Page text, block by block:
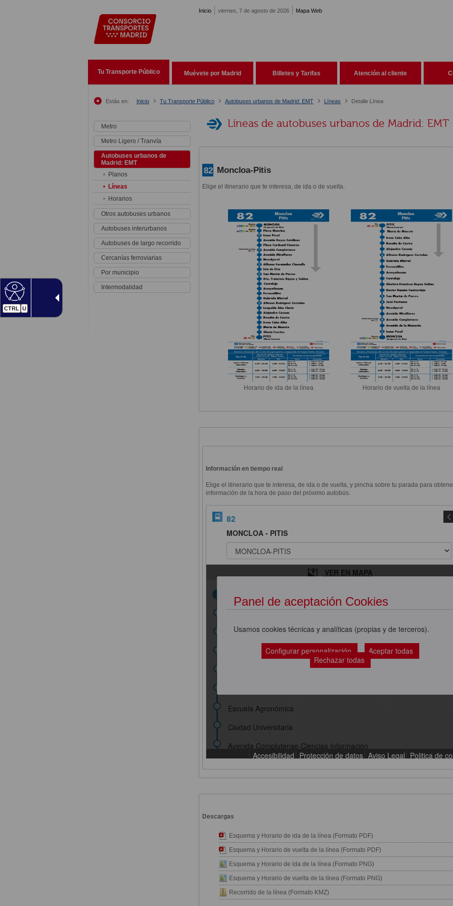
CTRL U
Inicio viernes, 7 de agosto de 2026 Mapa Web
Tu Transporte Público Muévete por Madrid Billetes y Tarifas Atención al cliente
Estás en: Inicio Tu Transporte Público Autobuses urbanos de Madrid: EMT Líneas Detalle Línea
Metro
Metro Ligero / Tranvía
Autobuses urbanos de
Madrid: EMT
Planos
Líneas
Horarios
Otros autobuses urbanos
Autobuses interurbanos
Autobuses de largo recorrido
Cercanías ferroviarias
Por municipio
Intermodalidad
Líneas de autobuses urbanos de Madrid: EMT
82 Moncloa-Pitis
Elige el itinerario que te interesa, de ida o de vuelta.
Horario de ida de la línea Horario de vuelta de la línea
Información en tiempo real
Elige el itinerario que te interesa, de ida o de vuelta, y pincha sobre tu parada para
información de la hora de paso del próximo autobús.
Descargas
Esquema y Horario de ida de la línea (Formato PDF)
Esquema y Horario de vuelta de la línea (Formato PDF)
Esquema y Horario de ida de la línea (Formato PNG)
Esquema y Horario de vuelta de la línea (Formato PNG)
Recorrido de la línea (Formato KMZ)